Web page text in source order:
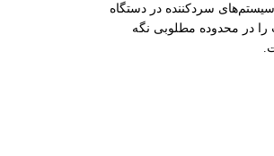
سردکننده در دستگاه
را در محدوده‌ مطلوبی نگه